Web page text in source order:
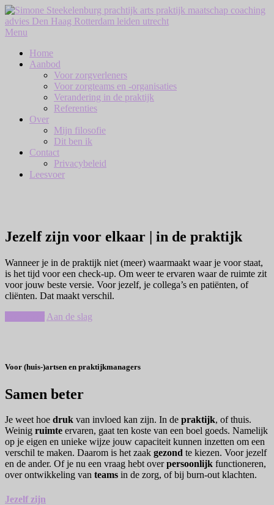
Naar
de
inhoud
Menu
Home
Aanbod
Voor zorgverleners
Voor zorgteams en -organisaties
Verandering in de praktijk
Referenties
Over
Mijn filosofie
Dit ben ik
Contact
Privacybeleid
Leesvoer
Jezelf zijn voor elkaar | in de praktijk
Wanneer je in de praktijk niet (meer) waarmaakt waar je voor staat,
is het tijd voor een check-up. Om weer te ervaren waar de ruimte zit
voor jouw beste versie. Voor jezelf, je collega’s en patiënten, of
cliënten. Dat maakt verschil.
Aan de slag
Voor (huis-)artsen en praktijkmanagers
Samen beter
Je weet hoe druk van invloed kan zijn. In de praktijk, of thuis.
Weinig ruimte ervaren, gaat ten koste van een boel goeds. Namelijk
op je eigen en unieke wijze jouw capaciteit kunnen inzetten om een
verschil te maken. Daarom is het zaak gezond te kiezen. Voor jezelf
en de ander. Of je nu een vraag hebt overpersoonlijk functioneren,
over ontwikkeling van teams in de zorg, of bij burn-out klachten.
Jezelf zijn